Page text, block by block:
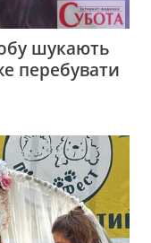
шукають
перебувати